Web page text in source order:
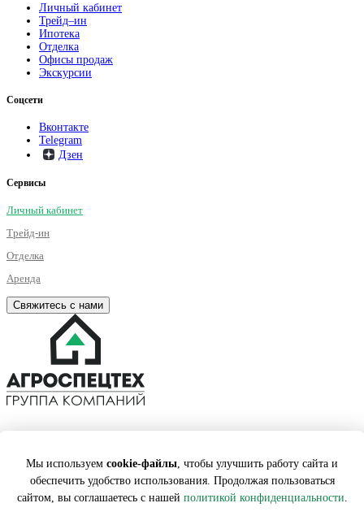
Личный кабинет
Трейд–ин
Ипотека
Отделка
Офисы продаж
Экскурсии
Соцсети
Вконтакте
Telegram
Дзен
Сервисы
Личный кабинет
Трейд-ин
Отделка
Аренда
Свяжитесь с нами
данном сайте, носит исключительно информационный характер и ни
при каких условиях не является публичной офертой, определяемой
положениями статьи 437 ГК РФ.
Мы используем cookie-файлы, чтобы улучшить работу сайта и
обеспечить удобство использования. Продолжая пользоваться
сайтом, вы соглашаетесь с нашей политикой конфиденциальности.